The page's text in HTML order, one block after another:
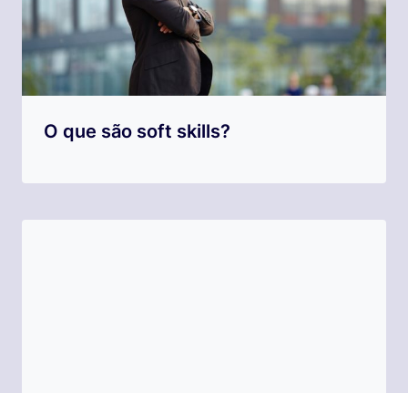
O que são soft skills?